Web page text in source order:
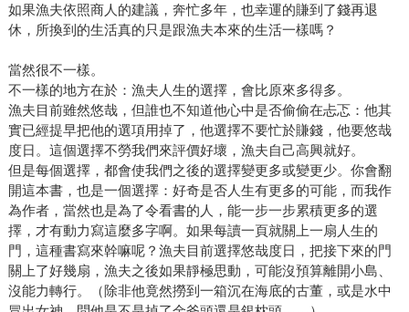
如果漁夫依照商人的建議，奔忙多年，也幸運的賺到了錢再退
休，所換到的生活真的只是跟漁夫本來的生活一樣嗎？
當然很不一樣。
不一樣的地方在於：漁夫人生的選擇，會比原來多得多。
漁夫目前雖然悠哉，但誰也不知道他心中是否偷偷在忐忑：他其
實已經提早把他的選項用掉了，他選擇不要忙於賺錢，他要悠哉
度日。這個選擇不勞我們來評價好壞，漁夫自己高興就好。
但是每個選擇，都會使我們之後的選擇變更多或變更少。你會翻
開這本書，也是一個選擇：好奇是否人生有更多的可能，而我作
為作者，當然也是為了令看書的人，能一步一步累積更多的選
擇，才有動力寫這麼多字啊。如果每讀一頁就關上一扇人生的
門，這種書寫來幹嘛呢？漁夫目前選擇悠哉度日，把接下來的門
關上了好幾扇，漁夫之後如果靜極思動，可能沒預算離開小島、
沒能力轉行。（除非他竟然撈到一箱沉在海底的古董，或是水中